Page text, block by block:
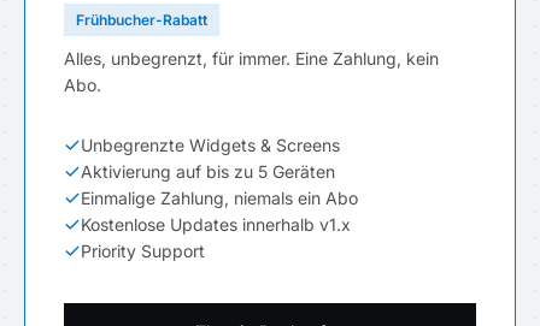
Frühbucher-Rabatt
Alles, unbegrenzt, für immer. Eine Zahlung, kein
Abo.
Unbegrenzte Widgets & Screens
Aktivierung auf bis zu 5 Geräten
Einmalige Zahlung, niemals ein Abo
Kostenlose Updates innerhalb v1.x
Priority Support